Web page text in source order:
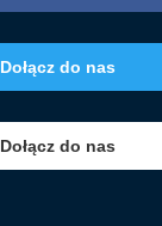
Dołącz do nas
Dołącz do nas